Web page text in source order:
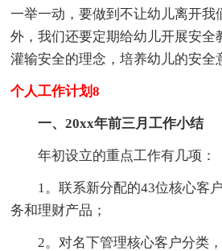
一举一动，要做到不让幼儿离开我
外，我们还要定期给幼儿开展安全
灌输安全的理念，培养幼儿的安全
个人工作计划8
一、20xx年前三月工作小结
年初设立的重点工作有几项：
1。联系新分配的43位核心客
务和理财产品；
2。对名下管理核心客户分类